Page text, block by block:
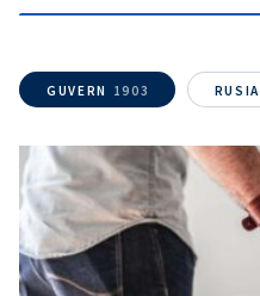
GUVERN 1903 RUSIA
Titlu știre
+ Adaugă titlu
Fotografie
+ Încarcă imagine
Link media
+ Link media
Mesajul știrei
+ Mesajul știrei